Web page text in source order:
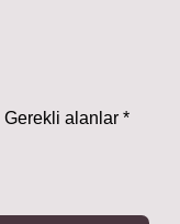
Gerekli alanlar *